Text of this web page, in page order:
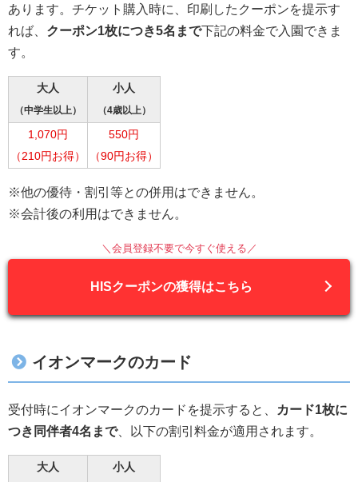
あります。チケット購入時に、印刷したクーポンを提示す
れば、 クーポン1枚につき5名まで下記の料金で入園できま
す。
大人
（中学生以上）
小人
（4歳以上）
1,070円
（210円お得）
550円
（90円お得）
※他の優待・割引等との併用はできません。
※会計後の利用はできません。
＼会員登録不要で今すぐ使える／
HISクーポンの獲得はこちら
イオンマークのカード
受付時にイオンマークのカードを提示すると、
カード1枚に
つき同伴者4名まで、以下の割引料金が適用されます。
大人 小人